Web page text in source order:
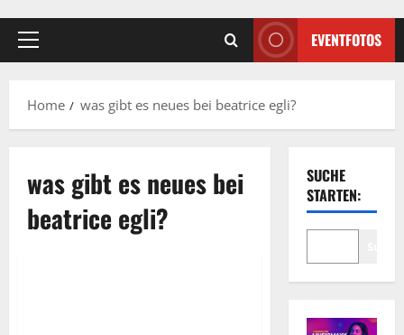
Primary
EVENTFOTOS
Home was gibt es neues bei beatrice egli?
was gibt es neues bei
beatrice egli?
SUCHE
STARTEN: